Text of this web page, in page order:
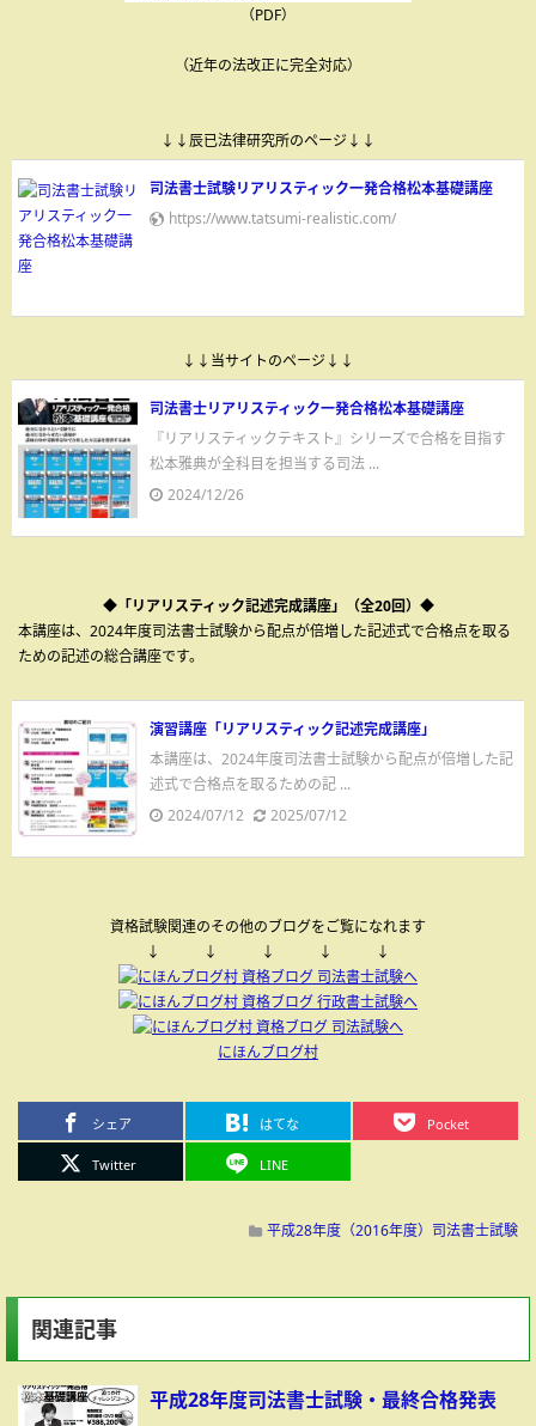
（PDF）
（近年の法改正に完全対応）
↓↓辰已法律研究所のページ↓↓
司法書士試験リアリスティック一発合格松本基礎講座
https://www.tatsumi-realistic.com/
↓↓当サイトのページ↓↓
司法書士リアリスティック一発合格松本基礎講座
『リアリスティックテキスト』シリーズで合格を目指す
松本雅典が全科目を担当する司法 ...
2024/12/26
◆「リアリスティック記述完成講座」（全20回）◆
本講座は、2024年度司法書士試験から配点が倍増した記述式で合格点を取る
ための記述の総合講座です。
演習講座「リアリスティック記述完成講座」
本講座は、2024年度司法書士試験から配点が倍増した記
述式で合格点を取るための記 ...
2024/07/12
2025/07/12
資格試験関連のその他のブログをご覧になれます
↓ ↓ ↓ ↓ ↓
にほんブログ村
シェア はてな Pocket
Twitter LINE
平成28年度（2016年度）司法書士試験
関連記事
平成28年度司法書士試験・最終合格発表